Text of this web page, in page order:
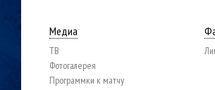
Медиа
ТВ
Фотогалерея
Программки к матчу